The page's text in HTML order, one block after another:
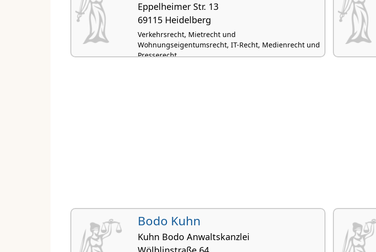
Eppelheimer Str. 13
69115 Heidelberg
Verkehrsrecht, Mietrecht und
Wohnungseigentumsrecht, IT-Recht, Medienrecht und
Presserecht
Bodo Kuhn
Kuhn Bodo Anwaltskanzlei